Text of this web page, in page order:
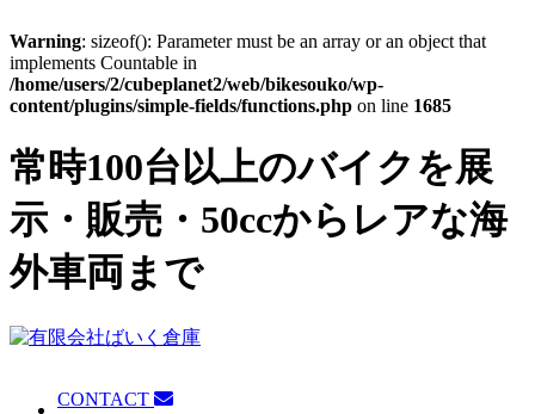
Warning: sizeof(): Parameter must be an array or an object that
implements Countable in
/home/users/2/cubeplanet2/web/bikesouko/wp-
content/plugins/simple-fields/functions.php on line 1685
常時100台以上のバイクを展
示・販売・50ccからレアな海
外車両まで
CONTACT